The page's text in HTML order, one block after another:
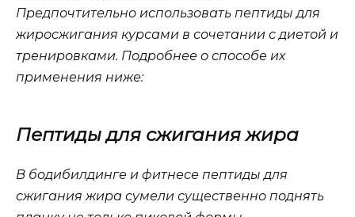
Предпочтительно использовать пептиды для
жиросжигания курсами в сочетании с диетой и
тренировками. Подробнее о способе их
применения ниже:
Пептиды для сжигания жира
В бодибилдинге и фитнесе пептиды для
сжигания жира сумели существенно поднять